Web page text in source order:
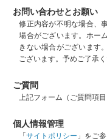
お問い合わせとお願い
修正内容が不明な場合、
場合がございます。ホー
きない場合がございます
ございます。予めご了承く
ご質問
上記フォーム（ご質問項
個人情報管理
「サイトポリシー 」をご